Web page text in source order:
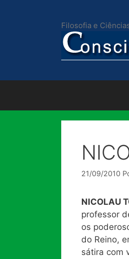
Filosofia e
21/09/2010
NICOLAU
professor
os
do Reino,
sátira com